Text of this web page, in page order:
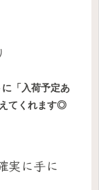
「入荷予定あ
てくれます◎
実に手に